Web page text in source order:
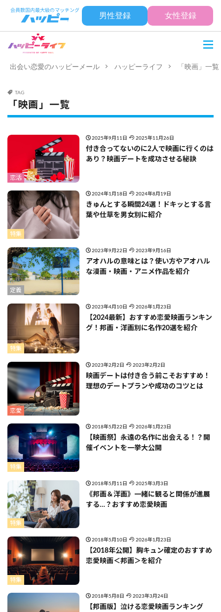
男性登録 女性登録
出会い恋愛のハッピーメール ハッピーライフ 「映画」一覧
TAG
「映画」一覧
恋活
2025年9月11日 2025年11月26日
付き合ってないのに2人で映画に行くのは
あり？映画デートを成功させる秘訣
特集
2024年1月18日 2024年8月19日
きゅんとする瞬間24選！ドキッとする言
葉や仕草を男女別に紹介
定義
2023年9月22日 2023年9月16日
アオハルの意味とは？使い方やアオハル
な漫画・映画・アニメ作品を紹介
特集
2023年4月10日 2026年1月23日
【2024最新】おすすめ恋愛映画ランキン
グ！邦画・洋画別に名作20選を紹介
恋愛
2023年2月2日 2023年2月2日
映画デートは付き合う前こそおすすめ！
理想のデートプランや成功のコツとは
特集
2018年5月22日 2026年1月23日
【映画祭】永遠の名作に出会える！？開
催イベントを一挙大公開
特集
2018年5月11日 2025年3月3日
《邦画＆洋画》一緒に観ると関係が進展
する…？おすすめ恋愛映画
特集
2018年5月10日 2026年1月23日
【2018年公開】胸キュン確定のおすすめ
恋愛映画＜邦画＞を紹介
2018年5月8日 2023年3月24日
【邦画版】泣ける恋愛映画ランキング